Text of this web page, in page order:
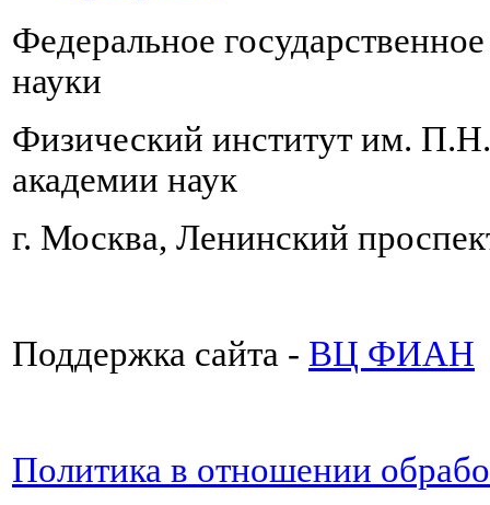
Федеральное
науки
Физический институт им.
академии наук
г. Москва, Ленинский
Поддержка сайта - ВЦ ФИАН
Политика в отношении